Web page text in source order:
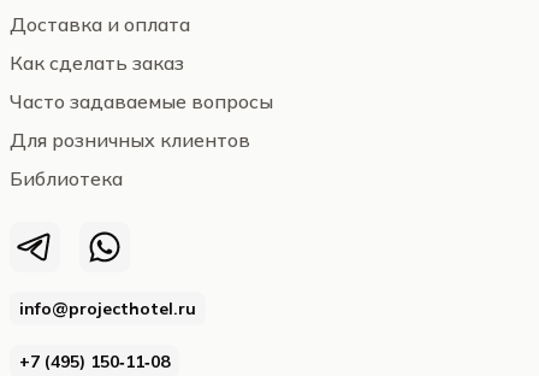
info@projecthotel.ru
+7 (495) 150‑11‑08
Доставка и оплата
Как сделать заказ
Часто задаваемые вопросы
Для розничных клиентов
Библиотека